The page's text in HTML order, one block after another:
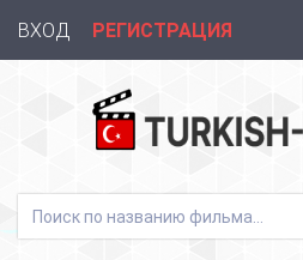
ВХОД РЕГИСТРАЦИЯ